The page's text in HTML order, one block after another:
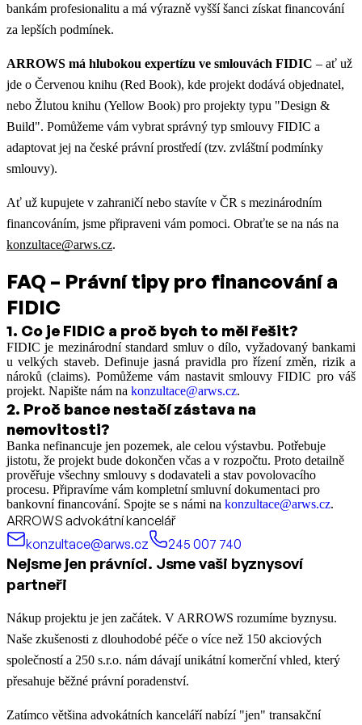
bankám profesionalitu a má výrazně vyšší šanci získat financování
za lepších podmínek.
ARROWS má hlubokou expertízu ve smlouvách FIDIC – ať už
jde o Červenou knihu (Red Book), kde projekt dodává objednatel,
nebo Žlutou knihu (Yellow Book) pro projekty typu "Design &
Build". Pomůžeme vám vybrat správný typ smlouvy FIDIC a
adaptovat jej na české právní prostředí (tzv. zvláštní podmínky
smlouvy).
Ať už kupujete v zahraničí nebo stavíte v ČR s mezinárodním
financováním, jsme připraveni vám pomoci. Obraťte se na nás na
konzultace@arws.cz.
FAQ – Právní tipy pro financování a
FIDIC
1. Co je FIDIC a proč bych to měl řešit?
FIDIC je mezinárodní standard smluv o dílo, vyžadovaný bankami
u velkých staveb. Definuje jasná pravidla pro řízení změn, rizik a
nároků (claims). Pomůžeme vám nastavit smlouvy FIDIC pro váš
projekt. Napište nám na konzultace@arws.cz.
2. Proč bance nestačí zástava na
nemovitosti?
Banka nefinancuje jen pozemek, ale celou výstavbu. Potřebuje
jistotu, že projekt bude dokončen včas a v rozpočtu. Proto detailně
prověřuje všechny smlouvy s dodavateli a stav povolovacího
procesu. Připravíme vám kompletní smluvní dokumentaci pro
bankovní financování. Spojte se s námi na konzultace@arws.cz.
ARROWS advokátní kancelář
konzultace@arws.cz
245 007 740
Nejsme jen právníci. Jsme vaši byznysoví
partneři
Nákup projektu je jen začátek. V ARROWS rozumíme byznysu.
Naše zkušenosti z dlouhodobé péče o více než 150 akciových
společností a 250 s.r.o. nám dávají unikátní komerční vhled, který
přesahuje běžné právní poradenství.
Zatímco většina advokátních kanceláří nabízí "jen" transakční